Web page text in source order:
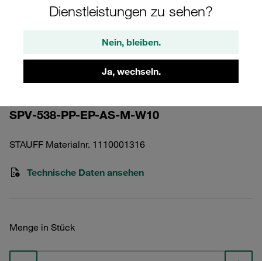
Dienstleistungen zu sehen?
Nein, bleiben.
Ja, wechseln.
5 Ø38mm Polypropylen W10 gerippt,
mit Vorspannung Anschweißpl., lang
Einsatz, AS-Schraube
SPV-538-PP-EP-AS-M-W10
STAUFF Materialnr. 1110001316
Technische Daten ansehen
Menge in Stück